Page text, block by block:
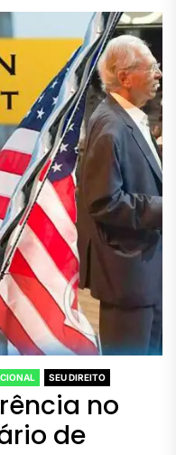
SEU DIREITO
no
de